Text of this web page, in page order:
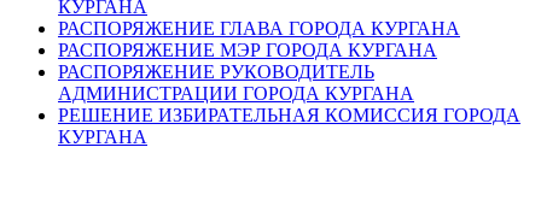
КУРГАНА
РАСПОРЯЖЕНИЕ ГЛАВА ГОРОДА КУРГАНА
РАСПОРЯЖЕНИЕ МЭР ГОРОДА КУРГАНА
РАСПОРЯЖЕНИЕ РУКОВОДИТЕЛЬ
АДМИНИСТРАЦИИ ГОРОДА КУРГАНА
РЕШЕНИЕ ИЗБИРАТЕЛЬНАЯ КОМИССИЯ ГОРОДА
КУРГАНА